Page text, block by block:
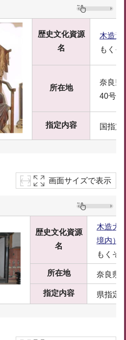
歴史文化資源
名
木造達
もくぞ
所在地
奈良県
40号
指定内容 国指定
画面サイズで表示
歴史文化資源
名
木造大
境内）
もくぞ
所在地 奈良県
指定内容 県指定